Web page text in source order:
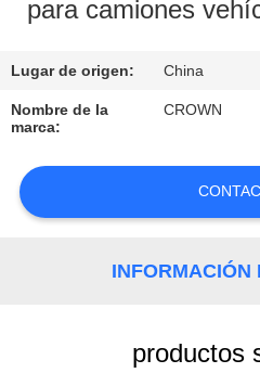
DE
CALIDAD
CONTACTO
para camiones
Lugar de origen: China
Nombre de la
marca:
CROWN
INFORMACIÓN
productos